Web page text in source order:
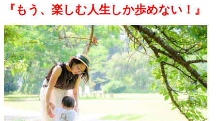
『もう、 楽しむ人生しか歩めない！ 』